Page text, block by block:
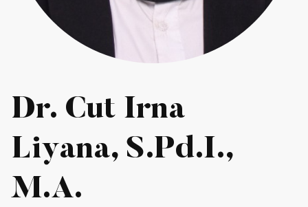
Dr. Cut Irna
Liyana, S.Pd.I.,
M.A.